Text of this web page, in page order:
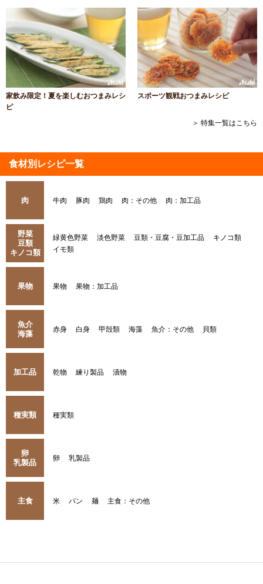
家飲み限定！夏を楽しむおつまみレシ
ピ
スポーツ観戦おつまみレシピ
＞ 特集一覧はこちら
食材別レシピ一覧
肉 牛肉 豚肉 鶏肉 肉：その他 肉：加工品
野菜
豆類
キノコ類
緑黄色野菜 淡色野菜 豆類・豆腐・豆加工品
キノコ類
イモ類
果物 果物 果物：加工品
魚介
海藻
赤身 白身 甲殻類 海藻 魚介：その他 貝類
加工品 乾物 練り製品 漬物
種実類 種実類
卵
乳製品
卵 乳製品
主食 米 パン 麺 主食：その他